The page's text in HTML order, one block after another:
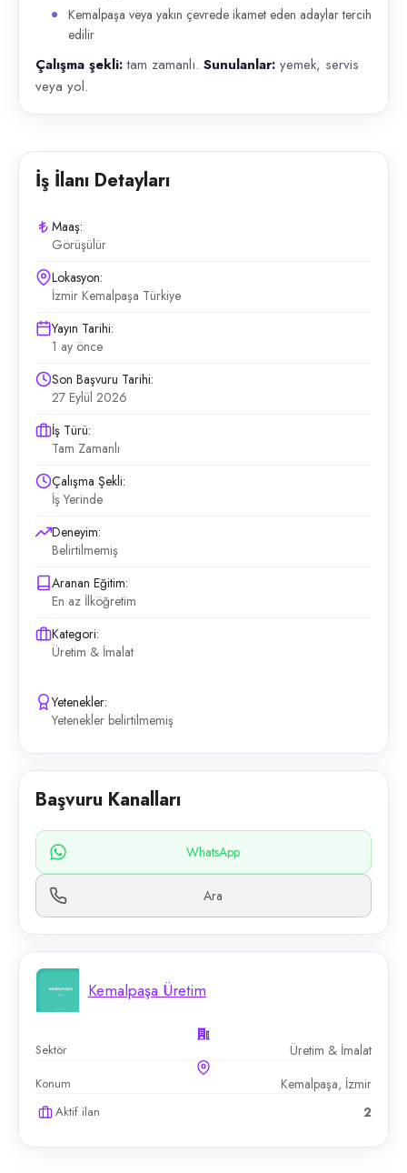
Kemalpaşa veya yakın çevrede ikamet eden adaylar tercih
edilir
Çalışma şekli:tam zamanlı. Sunulanlar: yemek, servis
veya yol.
İş İlanı Detayları
Maaş:
Görüşülür
Lokasyon:
İzmir Kemalpaşa Türkiye
Yayın Tarihi:
1 ay önce
Son Başvuru Tarihi:
27 Eylül 2026
İş Türü:
Tam Zamanlı
Çalışma Şekli:
İş Yerinde
Deneyim:
Belirtilmemiş
Aranan Eğitim:
En az İlköğretim
Kategori:
Üretim & İmalat
Yetenekler:
Yetenekler belirtilmemiş
Başvuru Kanalları
WhatsApp
Ara
Kemalpaşa Üretim
Sektör Üretim & İmalat
Konum Kemalpaşa, İzmir
Aktif ilan 2